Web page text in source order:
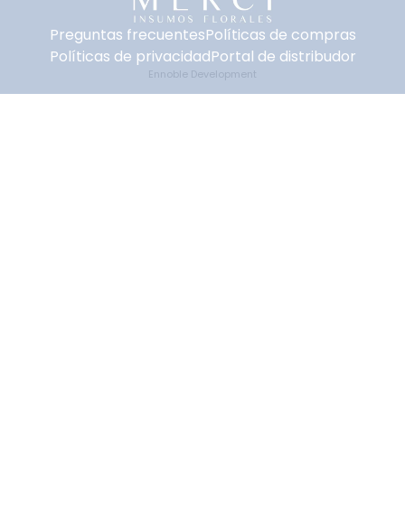
Preguntas frecuentesPolíticas de compras
Políticas de privacidadPortal de distribudor
Ennoble Development